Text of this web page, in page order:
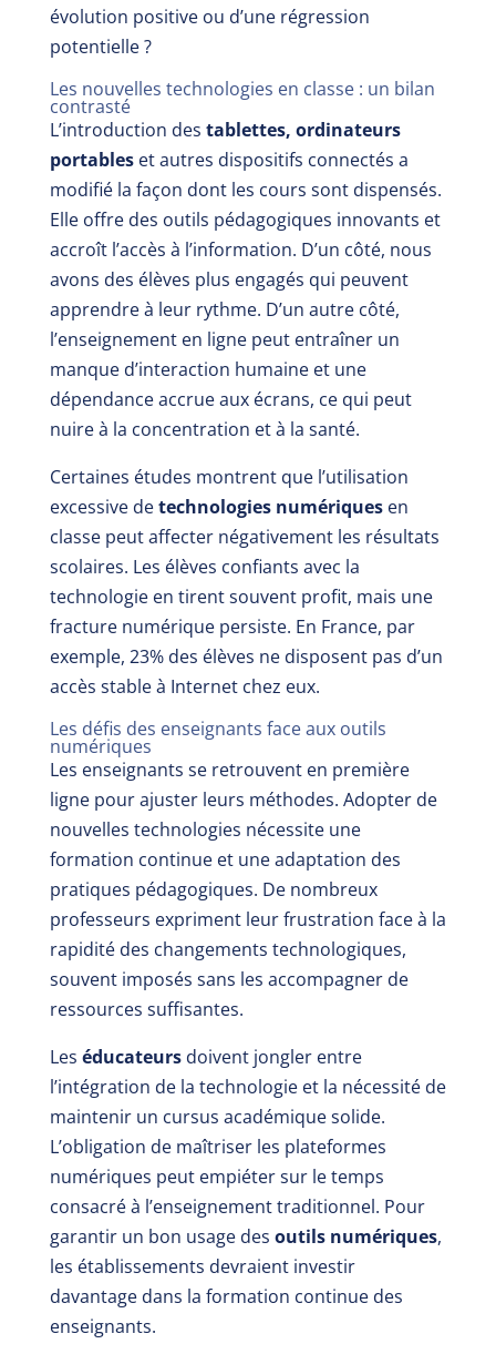
évolution positive ou d’une régression
potentielle ?
Les nouvelles technologies en classe : un bilan
contrasté
L’introduction des tablettes, ordinateurs
portableset autres dispositifs connectés a
modifié la façon dont les cours sont dispensés.
Elle offre des outils pédagogiques innovants et
accroît l’accès à l’information. D’un côté, nous
avons des élèves plus engagés qui peuvent
apprendre à leur rythme. D’un autre côté,
l’enseignement en ligne peut entraîner un
manque d’interaction humaine et une
dépendance accrue aux écrans, ce qui peut
nuire à la concentration et à la santé.
Certaines études montrent que l’utilisation
excessive detechnologies numériquesen
classe peut affecter négativement les résultats
scolaires. Les élèves confiants avec la
technologie en tirent souvent profit, mais une
fracture numérique persiste. En France, par
exemple, 23% des élèves ne disposent pas d’un
accès stable à Internet chez eux.
Les défis des enseignants face aux outils
numériques
Les enseignants se retrouvent en première
ligne pour ajuster leurs méthodes. Adopter de
nouvelles technologies nécessite une
formation continue et une adaptation des
pratiques pédagogiques. De nombreux
professeurs expriment leur frustration face à la
rapidité des changements technologiques,
souvent imposés sans les accompagner de
ressources suffisantes.
Les éducateursdoivent jongler entre
l’intégration de la technologie et la nécessité de
maintenir un cursus académique solide.
L’obligation de maîtriser les plateformes
numériques peut empiéter sur le temps
consacré à l’enseignement traditionnel. Pour
garantir un bon usage des outils numériques,
les établissements devraient investir
davantage dans la formation continue des
enseignants.